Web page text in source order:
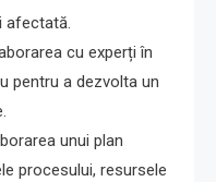
afectată.
cu experți în
pentru a dezvolta un
unui plan
procesului, resursele